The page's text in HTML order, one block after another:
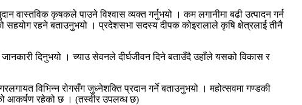
वास्तविक कृषकले पाउने विश्वास व्यक्त गर्नुभयो । कम लगानीमा बढी उत्पादन गर्न
सहयोग रहने बताउनुभयो । प्रदेशसभा सदस्य दीपक कोइरालाले कृषि क्षेत्रलाई तीनै
दिनुभयो । च्याउ सेवनले दीर्घजीवन दिने बताउँदै उहाँले यसको विकास र
विभिन्न रोगसँग जुध्नेशक्ति प्रदान गर्ने बताउनुभयो । महोत्सवमा गण्डकी
आकर्षण रहेको छ । (तस्वीर उपलव्ध छ)